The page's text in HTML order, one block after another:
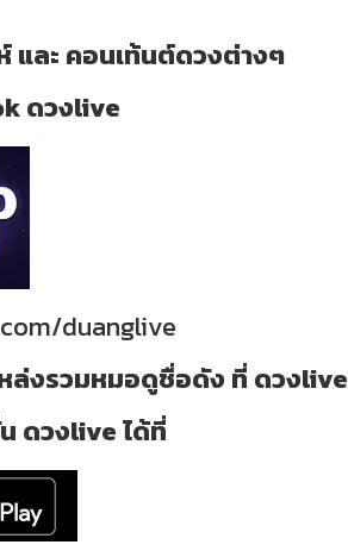
และ คอนเท้นต์ดวงต่างๆ
ดวงlive
duanglive
ล่งรวมหมอดูชื่อดัง ที่ ดวงlive
ดวงlive ได้ที่